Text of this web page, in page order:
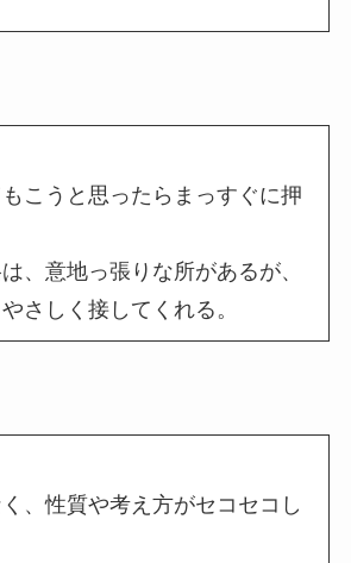
こうと思ったらまっすぐに押
、意地っ張りな所があるが、
さしく接してくれる。
、性質や考え方がセコセコし